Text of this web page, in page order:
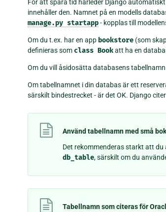
För att spara tid härleder Django
innehåller den. Namnet på en modells
manage.py startapp- kopplas till
Om du t.ex. har en app bookstore (som
definieras som class Bookatt ha en
Om du vill åsidosätta databasens
Om tabellnamnet i din databas är ett
särskilt bindestrecket - är det OK. Django
Använd tabellnamn med små
Det rekommenderas starkt att
db_table, särskilt om du
Tabellnamn som citeras för